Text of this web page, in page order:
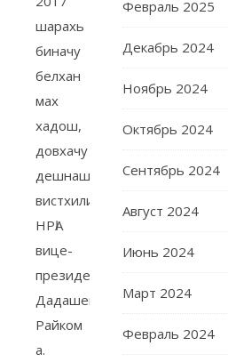
шарахь
биначу
белхан
мах
хадош,
довхачу
дешнашца
вистхилира
НРӀА
вице-
президент
Дадашев
Райком
а.
Февраль 2025
Декабрь 2024
Ноябрь 2024
Октябрь 2024
Сентябрь 2024
Август 2024
Июнь 2024
Март 2024
Февраль 2024